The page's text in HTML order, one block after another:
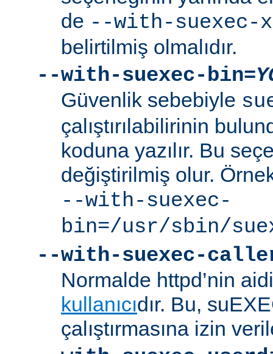
de --with-suexec-
belirtilmiş olmalıdır.
--with-suexec-bin=
Güvenlik sebebiyle
çalıştırılabilirinin
koduna yazılır. Bu
değiştirilmiş olur.
--with-suexec-
bin=/usr/sbin/
--with-suexec-
Normalde httpd’nin
kullanıcıdır. Bu,
çalıştırmasına izin